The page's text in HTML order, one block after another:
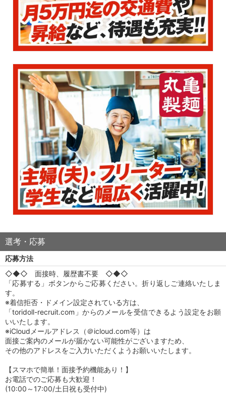
選考・応募
応募方法
◇◆◇ 面接時、履歴書不要 ◇◆◇
「応募する」ボタンからご応募ください。折り返しご連絡いたしま
す。
※着信拒否・ドメイン設定されている方は、
「toridoll-recruit.com」からのメールを受信できるよう設定をお願
いいたします。
※iCloudメールアドレス（＠icloud.com等）は
面接ご案内のメールが届かない可能性がございますため、
その他のアドレスをご入力いただくようお願いいたします。
【スマホで簡単！面接予約機能あり！】
お電話でのご応募も大歓迎！
(10:00～17:00/土日祝も受付中)